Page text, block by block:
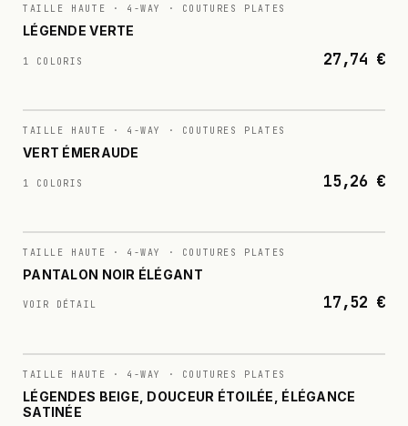
N° 007
TAILLE HAUTE · 4-WAY · COUTURES PLATES
LÉGENDE VERTE
1 COLORIS 27,74 €
N° 008
TAILLE HAUTE · 4-WAY · COUTURES PLATES
VERT ÉMERAUDE
1 COLORIS 15,26 €
N° 009
TAILLE HAUTE · 4-WAY · COUTURES PLATES
PANTALON NOIR ÉLÉGANT
VOIR DÉTAIL 17,52 €
N° 010
TAILLE HAUTE · 4-WAY · COUTURES PLATES
LÉGENDES BEIGE, DOUCEUR ÉTOILÉE, ÉLÉGANCE
SATINÉE